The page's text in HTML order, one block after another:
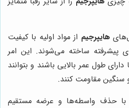
هایپرجیم از مواد اولیه با کیفیت
پیشرفته ساخته می‌شوند. این امر
طول عمر بالایی باشند و بتوانند
و سنگین مقاومت کنند.
با حذف واسطه‌ها و عرضه مستقیم